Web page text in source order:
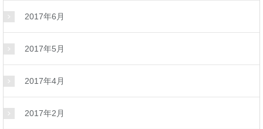
2017年6月
2017年5月
2017年4月
2017年2月